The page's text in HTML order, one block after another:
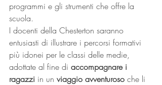
programmi e gli strumenti che offre la
scuola.
I docenti della Chesterton saranno
entusiasti di illustrare i percorsi formativi
più idonei per le classi delle medie,
adottate al fine di accompagnare i
ragazzi in un viaggio avventuroso che li